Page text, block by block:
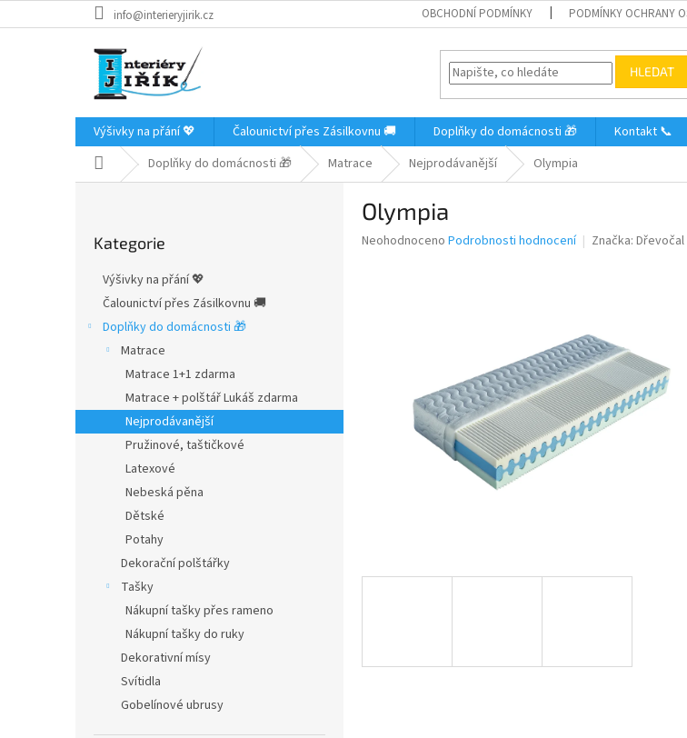
na
info@interieryjirik.cz OBCHODNÍ PODMÍNKY PODMÍNKY OCHRANY
HLEDAT
Výšivky na přání 💖 Čalounictví přes Zásilkovnu 🚚 Doplňky do domácnosti 🎁 Kontakt 📞
Domů Doplňky do domácnosti 🎁 Matrace Nejprodávanější Olympia
n
e
kategorie
Kategorie
Výšivky na přání 💖
Čalounictví přes Zásilkovnu 🚚
Doplňky do domácnosti 🎁
Matrace
Matrace 1+1 zdarma
Matrace + polštář Lukáš zdarma
Nejprodávanější
Pružinové, taštičkové
Latexové
Nebeská pěna
Dětské
Potahy
Dekorační polštářky
Tašky
Nákupní tašky přes rameno
Nákupní tašky do ruky
Dekorativní mísy
Svítidla
Gobelínové ubrusy
Olympia
Průměrné
Neohodnoceno Podrobnosti hodnocení Značka: Dřevočal